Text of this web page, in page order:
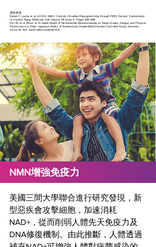
資料來源：
Daniel C. Levine et al., (2020). NAD+ Controls Circadian Reprogramming through PER2 Nuclear Translocation
to Counter Aging. Molecular Cell, Volume 78, Issue 5, Pages 835-849
Kim M, et al. Effect of 12-Week Intake of Nicotinamide Mononucleotide on Sleep Quality, Fatigue, and Physical
Performance in Older Japanese Adults: A Randomized, Double-Blind Placebo-Controlled Study. Nutrients.
2022;14: 755. doi:10.3390/nu14040755
NMN增強免疫力
美國三間大學聯合進行研究發現，新
型惡疾會攻擊細胞，加速消耗
NAD+，從而削弱人體先天免疫力及
DNA修復機制。由此推斷，人體透過